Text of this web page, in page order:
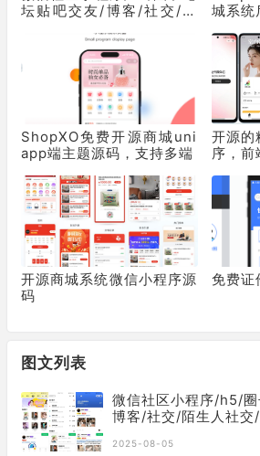
坛贴吧交友/博客/社交/陌
城系统
ShopXO免费开源商城uni
app端主题源码，支持多端
开源的
序，前
开源商城系统微信小程序源
码
免费证
图文列表
微信社区小程序/h5/
博客/社交/陌生人社
2025-08-05